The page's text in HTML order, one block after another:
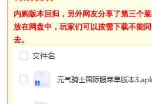
内购版本回归，另外网友分享了第三个
放在网盘中，玩家们可以按需下载不能
去。